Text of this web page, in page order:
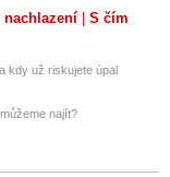
nachlazení
S čím
kdy už riskujete úpal
najít?